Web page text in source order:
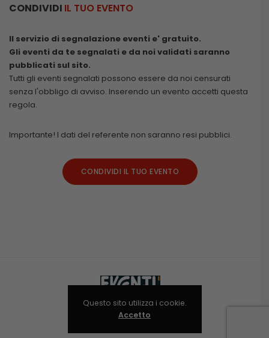
CONDIVIDI IL TUO EVENTO
Il servizio di segnalazione eventi e' gratuito.
Gli eventi da te segnalati e da noi validati saranno
pubblicati sul sito.
Tutti gli eventi segnalati possono essere da noi censurati
senza l'obbligo di avviso. Inserendo un evento accetti questa
regola.
Importante! I dati del referente non saranno resi pubblici.
CONDIVIDI IL TUO EVENTO
Questo sito utilizza i cookie.
Accetto